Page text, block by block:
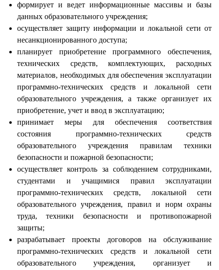
формирует и ведет информационные массивы и базы
данных образовательного учреждения;
осуществляет защиту информации и локальной сети от
несанкционированного доступа;
планирует приобретение программного обеспечения,
технических средств, комплектующих, расходных
материалов, необходимых для обеспечения эксплуатации
программно-технических средств и локальной сети
образовательного учреждения, а также организует их
приобретение, учет и ввод в эксплуатацию;
принимает меры для обеспечения соответствия
состояния программно-технических средств
образовательного учреждения правилам техники
безопасности и пожарной безопасности;
осуществляет контроль за соблюдением сотрудниками,
студентами и учащимися правил эксплуатации
программно-технических средств, локальной сети
образовательного учреждения, правил и норм охраны
труда, техники безопасности и противопожарной
защиты;
разрабатывает проекты договоров на обслуживание
программно-технических средств и локальной сети
образовательного учреждения, организует и